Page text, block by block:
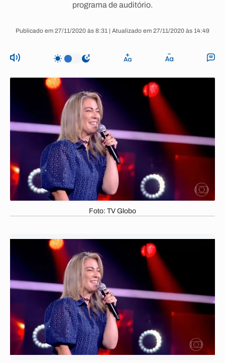
programa de auditório.
Publicado em 27/11/2020 às 8:31 | Atualizado em 27/11/2020 às 14:49
Foto: TV Globo